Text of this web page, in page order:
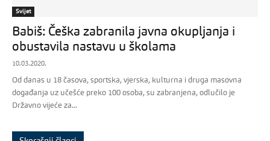
Svijet
Babiš: Češka zabranila javna okupljanja i
obustavila nastavu u školama
10.03.2020.
Od danas u 18 časova, sportska, vjerska, kulturna i druga masovna
događanja uz učešće preko 100 osoba, su zabranjena, odlučilo je
Državno vijeće za...